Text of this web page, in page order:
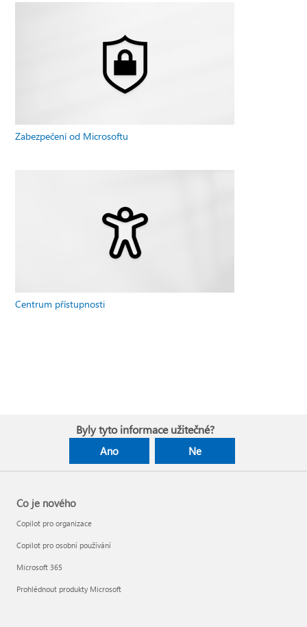
Zabezpečení od Microsoftu
Centrum přístupnosti
Byly tyto informace užitečné?
Ano Ne
Co je nového
Copilot pro organizace
Copilot pro osobní používání
Microsoft 365
Prohlédnout produkty Microsoft